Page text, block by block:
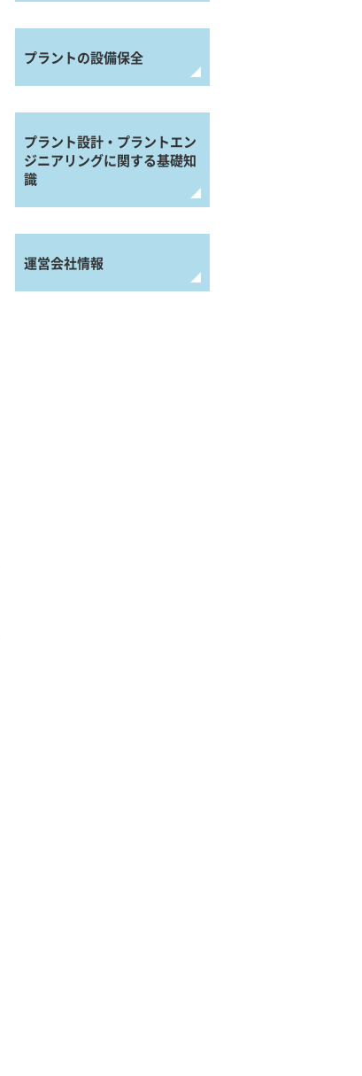
プラントの設備保全
プラント設計・プラントエン
ジニアリングに関する基礎知
識
運営会社情報